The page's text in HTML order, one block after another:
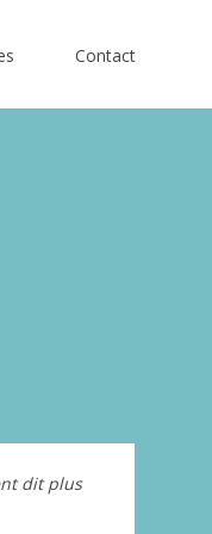
Contact
dit plus